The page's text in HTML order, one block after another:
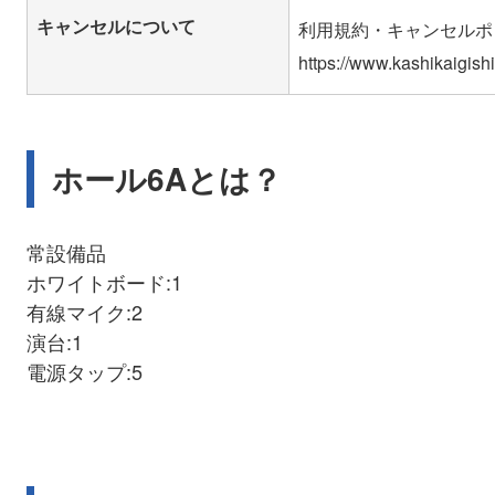
キャンセルについて 利用規約・キャンセル
ホール6Aとは？
常設備品
ホワイトボード:1
有線マイク:2
演台:1
電源タップ:5